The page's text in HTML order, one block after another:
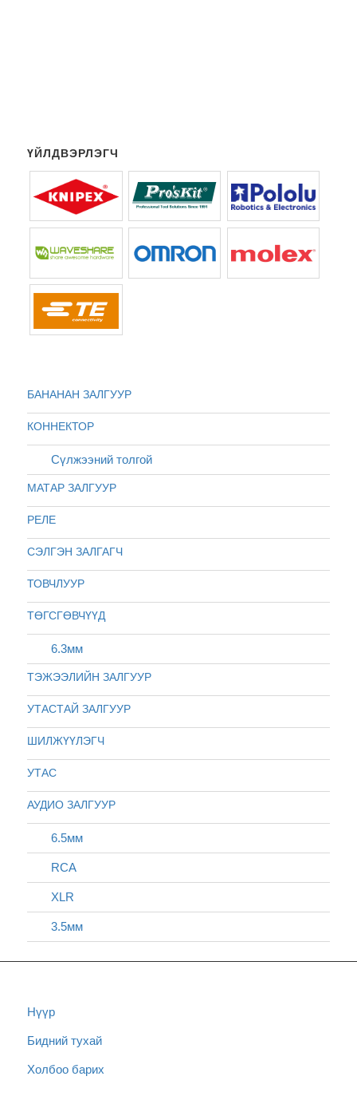
ҮЙЛДВЭРЛЭГЧ
БАНАНАН ЗАЛГУУР
КОННЕКТОР
Сүлжээний толгой
МАТАР ЗАЛГУУР
РЕЛЕ
СЭЛГЭН ЗАЛГАГЧ
ТОВЧЛУУР
ТӨГСГӨВЧҮҮД
6.3мм
ТЭЖЭЭЛИЙН ЗАЛГУУР
УТАСТАЙ ЗАЛГУУР
ШИЛЖҮҮЛЭГЧ
УТАС
АУДИО ЗАЛГУУР
6.5мм
RCA
XLR
3.5мм
Нүүр
Бидний тухай
Холбоо барих